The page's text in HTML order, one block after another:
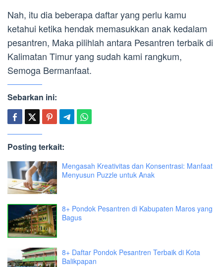
Nah, itu dia beberapa daftar yang perlu kamu
ketahui ketika hendak memasukkan anak kedalam
pesantren, Maka pilihlah antara Pesantren terbaik di
Kalimatan Timur yang sudah kami rangkum,
Semoga Bermanfaat.
Sebarkan ini:
Posting terkait:
Mengasah Kreativitas dan Konsentrasi: Manfaat
Menyusun Puzzle untuk Anak
8+ Pondok Pesantren di Kabupaten Maros yang
Bagus
8+ Daftar Pondok Pesantren Terbaik di Kota
Balikpapan